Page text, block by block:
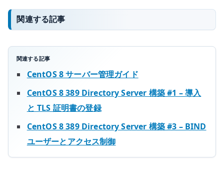
関連する記事
関連する記事
CentOS 8 サーバー管理ガイド
CentOS 8 389 Directory Server 構築 #1 – 導入
と TLS 証明書の登録
CentOS 8 389 Directory Server 構築 #3 – BIND
ユーザーとアクセス制御